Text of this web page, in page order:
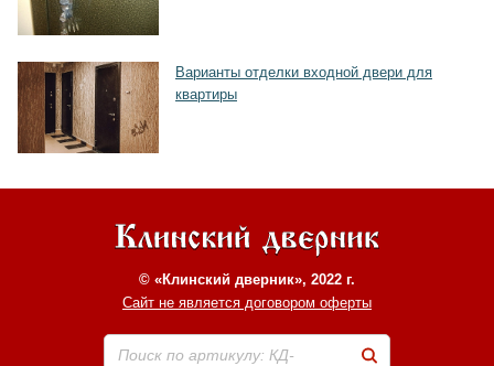
Варианты отделки входной двери для
квартиры
© «Клинский дверник», 2022 г.
Сайт не является договором оферты
Поиск по артикулу: КД-